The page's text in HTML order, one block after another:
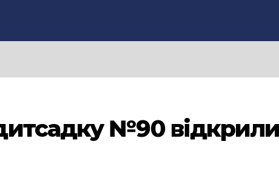
№90